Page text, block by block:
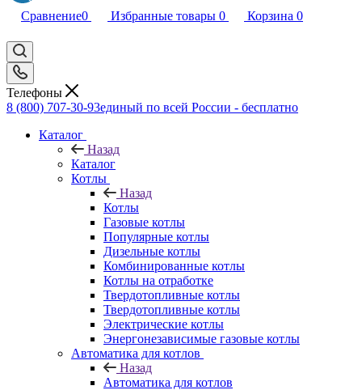
Сравнение0 Избранные товары 0 Корзина 0
Телефоны
8 (800) 707-30-93единый по всей России - бесплатно
Каталог
Назад
Каталог
Котлы
Назад
Котлы
Газовые котлы
Популярные котлы
Дизельные котлы
Комбинированные котлы
Котлы на отработке
Твердотопливные котлы
Твердотопливные котлы
Электрические котлы
Энергонезависимые газовые котлы
Автоматика для котлов
Назад
Автоматика для котлов